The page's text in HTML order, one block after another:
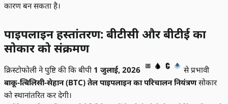
कारण बन सकता है।
पाइपलाइन हस्तांतरण: बीटीसी और बीटीई का
सोकार को संक्रमण
क्रिस्टोफोली ने पुष्टि की कि बीपी 1 जुलाई, 2026
से प्रभावी
बाकू-त्बिलिसी-सेहान (BTC) तेल पाइपलाइन का परिचालन नियंत्रणसोकार
को स्थानांतरित कर देगी।